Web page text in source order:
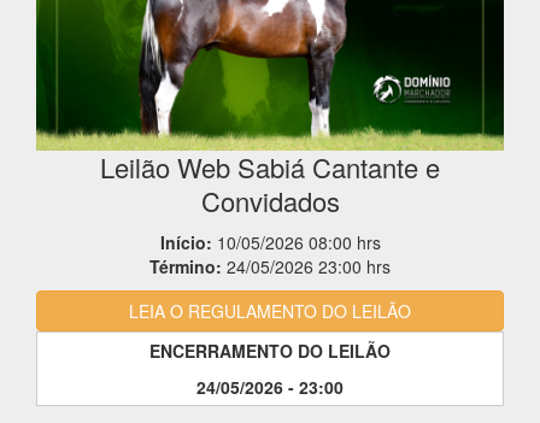
Leilão Web Sabiá Cantante e
Convidados
Início: 10/05/2026 08:00 hrs
Término: 24/05/2026 23:00 hrs
LEIA O REGULAMENTO DO LEILÃO
ENCERRAMENTO DO LEILÃO
24/05/2026 - 23:00